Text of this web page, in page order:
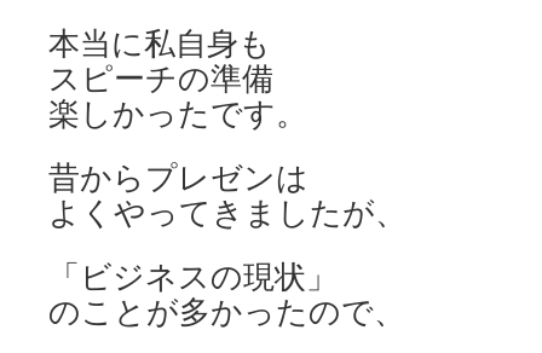
本当に私自身も
スピーチの準備
楽しかったです。
昔からプレゼンは
よくやってきましたが、
「ビジネスの現状」
のことが多かったので、